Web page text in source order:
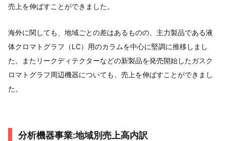
売上を伸ばすことができました。
海外に関しても、地域ごとの差はあるものの、主力製品である液
体クロマトグラフ（LC）用のカラムを中心に堅調に推移しまし
た。またリークディテクターなどの新製品を発売開始したガスク
ロマトグラフ周辺機器についても、売上を伸ばすことができまし
た。
分析機器事業:地域別売上高内訳